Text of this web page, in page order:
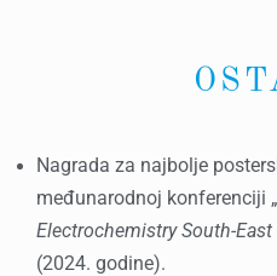
Nagrada za najbolje
međunarodnoj konferenciji „
Electrochemistry South-East
(2024. godine).